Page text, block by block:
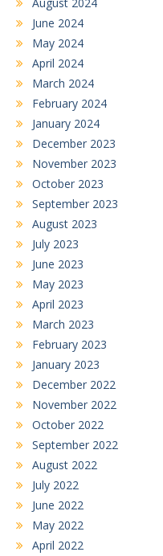
June 2024
May 2024
April 2024
March 2024
February 2024
January 2024
December 2023
November 2023
October 2023
September 2023
August 2023
July 2023
June 2023
May 2023
April 2023
March 2023
February 2023
January 2023
December 2022
November 2022
October 2022
September 2022
August 2022
July 2022
June 2022
May 2022
April 2022